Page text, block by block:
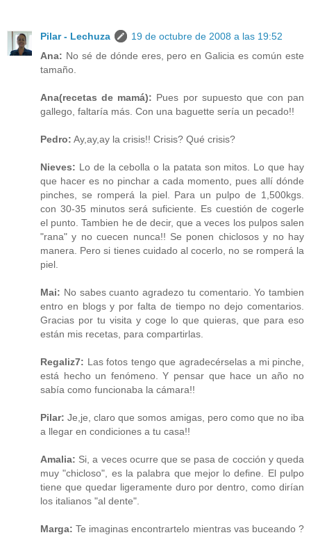
Pilar - Lechuza
19 de octubre de 2008 a las 19:52
Ana: No sé de dónde eres, pero en Galicia es común este
tamaño.
Ana(recetas de mamá): Pues por supuesto que con pan
gallego, faltaría más. Con una baguette sería un pecado!!
Pedro: Ay,ay,ay la crisis!! Crisis? Qué crisis?
Nieves: Lo de la cebolla o la patata son mitos. Lo que hay
que hacer es no pinchar a cada momento, pues allí dónde
pinches, se romperá la piel. Para un pulpo de 1,500kgs.
con 30-35 minutos será suficiente. Es cuestión de cogerle
el punto. Tambien he de decir, que a veces los pulpos salen
"rana" y no cuecen nunca!! Se ponen chiclosos y no hay
manera. Pero si tienes cuidado al cocerlo, no se romperá la
piel.
Mai: No sabes cuanto agradezo tu comentario. Yo tambien
entro en blogs y por falta de tiempo no dejo comentarios.
Gracias por tu visita y coge lo que quieras, que para eso
están mis recetas, para compartirlas.
Regaliz7: Las fotos tengo que agradecérselas a mi pinche,
está hecho un fenómeno. Y pensar que hace un año no
sabía como funcionaba la cámara!!
Pilar: Je,je, claro que somos amigas, pero como que no iba
a llegar en condiciones a tu casa!!
Amalia: Si, a veces ocurre que se pasa de cocción y queda
muy "chicloso", es la palabra que mejor lo define. El pulpo
tiene que quedar ligeramente duro por dentro, como dirían
los italianos "al dente".
Marga: Te imaginas encontrartelo mientras vas buceando ?